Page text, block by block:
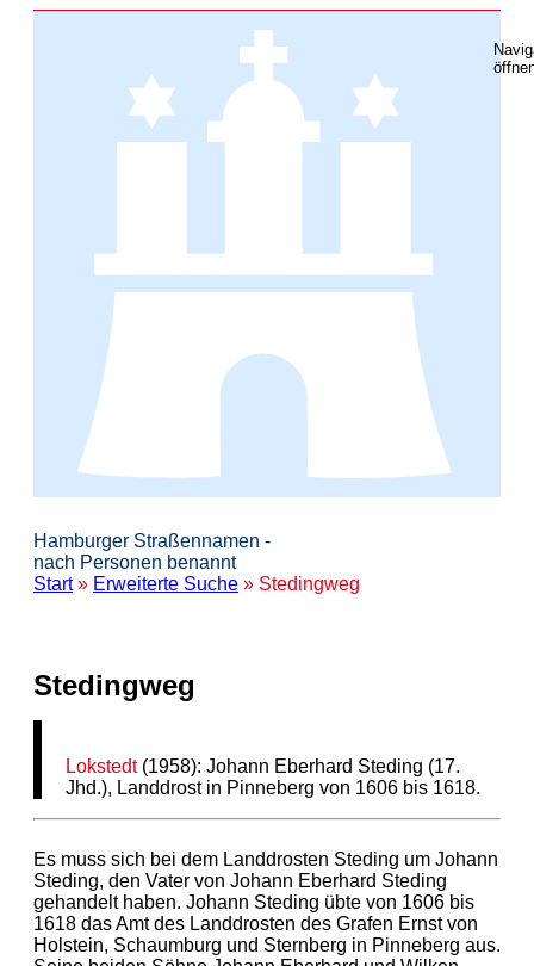
Hamburger Straßennamen -
nach Personen benannt
Start» Erweiterte Suche » Stedingweg
Stedingweg
Lokstedt(1958): Johann Eberhard Steding (17.
Jhd.), Landdrost in Pinneberg von 1606 bis 1618.
Es muss sich bei dem Landdrosten Steding um Johann
Steding, den Vater von Johann Eberhard Steding
gehandelt haben. Johann Steding übte von 1606 bis
1618 das Amt des Landdrosten des Grafen Ernst von
Holstein, Schaumburg und Sternberg in Pinneberg aus.